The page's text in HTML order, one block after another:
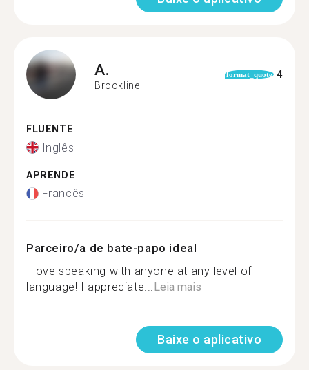
A.
Brookline
format_quote 4
FLUENTE
Inglês
APRENDE
Francês
Parceiro/a de bate-papo ideal
I love speaking with anyone at any level of
language! I appreciate...Leia mais
Baixe o aplicativo